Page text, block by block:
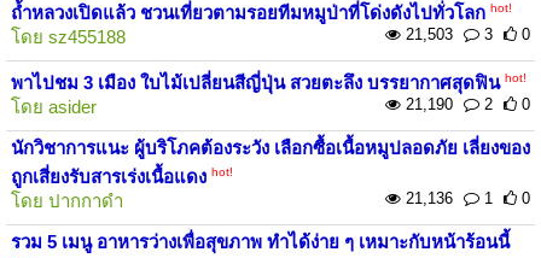
ถ้ำหลวงเปิดแล้ว ชวนเที่ยวตามรอยทีมหมูป่าที่โด่งดังไปทั่วโลก hot!
โดย sz455188 21,503 3 0
พาไปชม 3 เมือง ใบไม้เปลี่ยนสีญี่ปุ่น สวยตะลึง บรรยากาศสุดฟิน hot!
โดย asider 21,190 2 0
นักวิชาการแนะ ผู้บริโภคต้องระวัง เลือกซื้อเนื้อหมูปลอดภัย เลี่ยงของ
ถูกเสี่ยงรับสารเร่งเนื้อแดง hot!
โดย ปากกาดำ 21,136 1 0
รวม 5 เมนู อาหารว่างเพื่อสุขภาพ ทำได้ง่าย ๆ เหมาะกับหน้าร้อนนี้